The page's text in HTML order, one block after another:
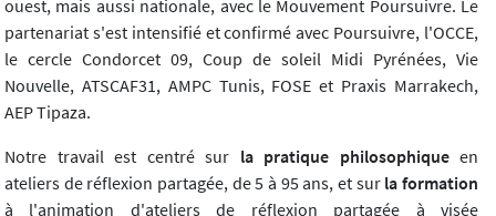
ouest, mais aussi nationale, avec le Mouvement Poursuivre. Le
partenariat s'est intensifié et confirmé avec Poursuivre, l'OCCE,
le cercle Condorcet 09, Coup de soleil Midi Pyrénées, Vie
Nouvelle, ATSCAF31, AMPC Tunis, FOSE et Praxis Marrakech,
AEP Tipaza.
Notre travail est centré sur la pratique philosophique en
ateliers de réflexion partagée, de 5 à 95 ans, et sur la formation
à l'animation d'ateliers de réflexion partagée à visée